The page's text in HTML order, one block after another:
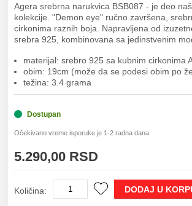
Agera srebrna narukvica BSB087 - je deo
kolekcije. "Demon eye" ručno završena,
cirkonima raznih boja. Napravljena od
srebra 925, kombinovana sa jedinstvenim
materijal: srebro 925sa kubnim cirkonima
obim: 19cm (može da se podesi obim po
težina: 3.4 grama
Dostupan
Očekivano vreme isporuke je 1-2 radna dana
5.290,00 RSD
Količina: DODAJ U